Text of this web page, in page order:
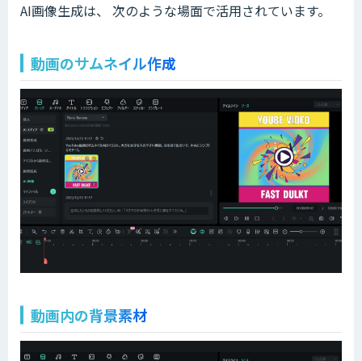
AI画像生成は、 次のような場面で活用されています。
動画のサムネイル作成
動画内の背景素材